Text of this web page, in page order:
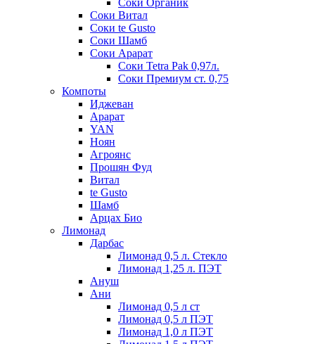
Соки Органик
Соки Витал
Соки te Gusto
Соки Шамб
Соки Арарат
Соки Tetra Pak 0,97л.
Соки Премиум ст. 0,75
Компоты
Иджеван
Арарат
YAN
Ноян
Агроянс
Прошян Фуд
Витал
te Gusto
Шамб
Арцах Био
Лимонад
Дарбас
Лимонад 0,5 л. Стекло
Лимонад 1,25 л. ПЭТ
Ануш
Ани
Лимонад 0,5 л ст
Лимонад 0,5 л ПЭТ
Лимонад 1,0 л ПЭТ